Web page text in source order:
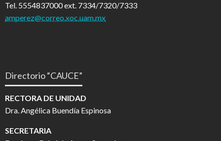
Tel. 5554837000 ext. 7334/7320/7333
amperez@correo.xoc.uam.mx
Directorio “CAUCE”
RECTORA DE UNIDAD
Dra. Angélica Buendía Espinosa
SECRETARIA